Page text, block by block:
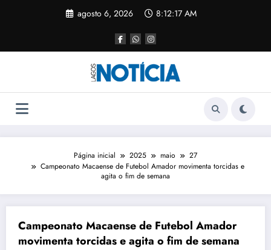
agosto 6, 2026 8:12:17 AM
Página inicial 2025 maio
27
Campeonato Macaense de Futebol Amador movimenta torcidas e
agita o fim de semana
Campeonato Macaense de Futebol Amador
movimenta torcidas e agita o fim de semana